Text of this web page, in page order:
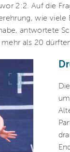
2:2. Auf die
wie
antwortete
mehr als 20